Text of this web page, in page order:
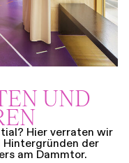
UND
Hier verraten wir
Hintergründen der
am Dammtor.